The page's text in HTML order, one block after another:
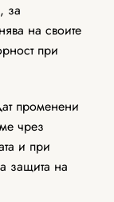
за
на своите
при
променени
чрез
и при
защита на